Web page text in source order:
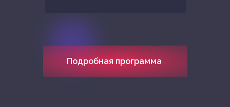
Подробная программа